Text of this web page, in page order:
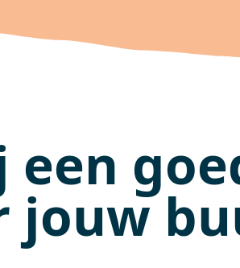
een
jouw